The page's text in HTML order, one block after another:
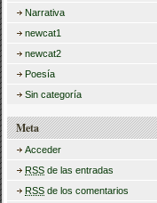
Narrativa
newcat1
newcat2
Poesía
Sin categoría
Meta
Acceder
RSS de las entradas
RSS de los comentarios